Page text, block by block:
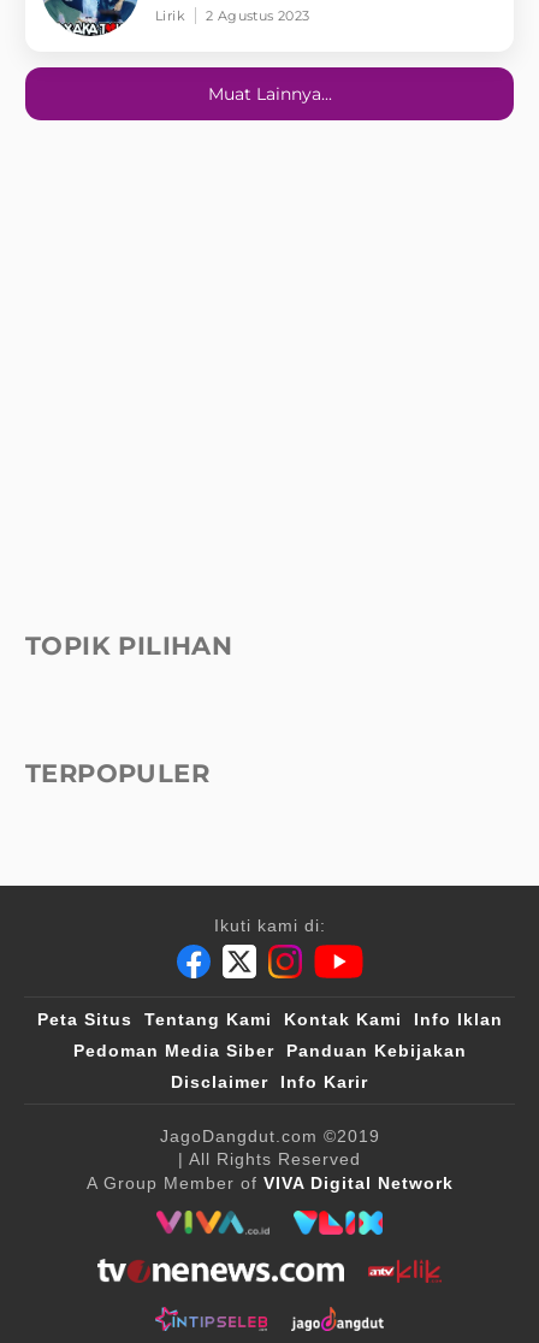
Lirik 2 Agustus 2023
Muat Lainnya...
TOPIK PILIHAN
TERPOPULER
Ikuti kami di:
Peta Situs Tentang Kami Kontak Kami
Info Iklan
Pedoman Media Siber
Panduan Kebijakan
Disclaimer
Info Karir
JagoDangdut.com ©2019
| All Rights Reserved
A Group Member of VIVA Digital Network